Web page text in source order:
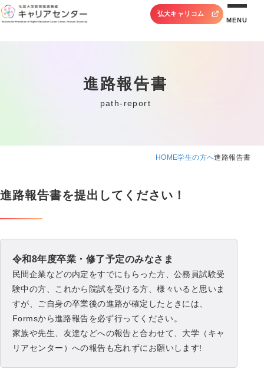
弘大キャリコム
MENU
進路報告書
path-report
HOME学生の方へ進路報告書
進路報告書を提出してください！
令和8年度卒業・修了予定のみなさま
民間企業などの内定をすでにもらった方、公務員試験受
験中の方、これから院試を受ける方、様々いると思いま
すが、ご自身の卒業後の進路が確定したときには、
Formsから進路報告を必ず行ってください。
家族や先生、友達などへの報告と合わせて、大学（キャ
リアセンター）への報告も忘れずにお願いします!